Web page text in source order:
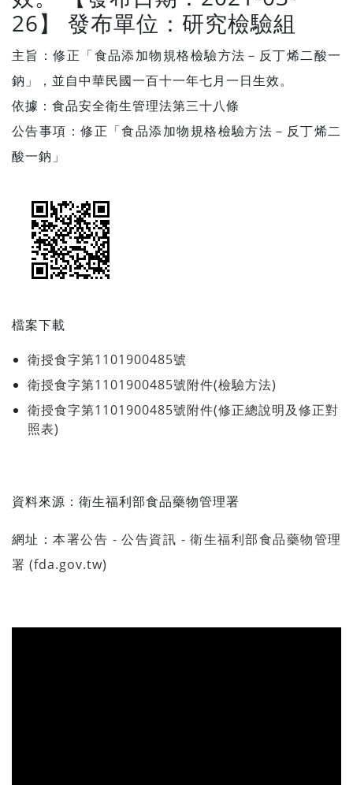
26】 發布單位：研究檢驗組
主旨：修正「食品添加物規格檢驗方法－反丁烯二酸一
鈉」，並自中華民國一百十一年七月一日生效。
依據：食品安全衛生管理法第三十八條
公告事項：修正「食品添加物規格檢驗方法－反丁烯二
酸一鈉」
檔案下載
衛授食字第1101900485號
衛授食字第1101900485號附件(檢驗方法)
衛授食字第1101900485號附件(修正總說明及修正對
照表)
資料來源：衛生福利部食品藥物管理署
網址：本署公告 - 公告資訊 - 衛生福利部食品藥物管理
署 (fda.gov.tw)